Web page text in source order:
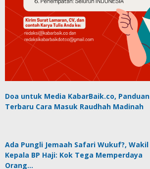
Doa untuk Media KabarBaik.co, Panduan
Terbaru Cara Masuk Raudhah Madinah
Ada Pungli Jemaah Safari Wukuf?, Wakil
Kepala BP Haji: Kok Tega Memperdaya
Orang…